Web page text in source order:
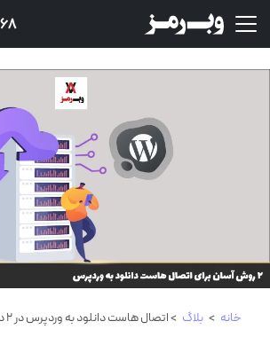
خانه > بلاگ > اتصال هاست دانلود به وردپرس در 2 دقیقه!